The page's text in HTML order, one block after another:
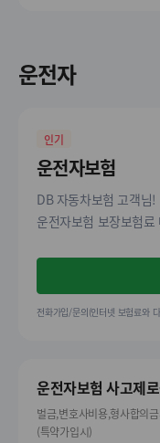
운전자
인기
운전자보험
DB 자동차보험 고객님!
운전자보험 보장보험
전화가입/문의(인터넷 보험료와
운전자보험 사고제
벌금,변호사비용,형사합의
(특약가입시)